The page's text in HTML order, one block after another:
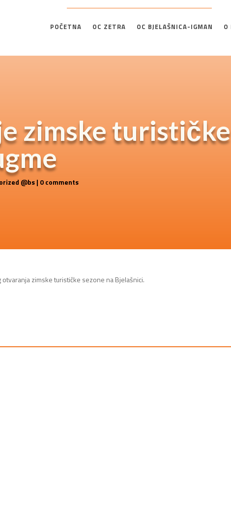
POČETNA OC ZETRA OC BJELAŠNICA-IGMAN O
zimske
@bs| 0 comments
otvaranja zimske turističke sezone na Bjelašnici.